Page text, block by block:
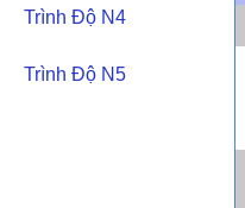
Trình Độ N4
Trình Độ N5